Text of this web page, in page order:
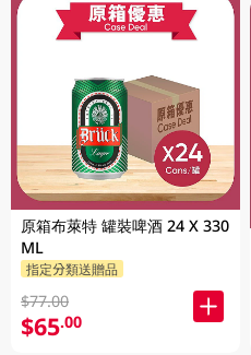
原箱布萊特 罐裝啤酒 24 X 330
ML
指定分類送贈品
$77.00
$65.00